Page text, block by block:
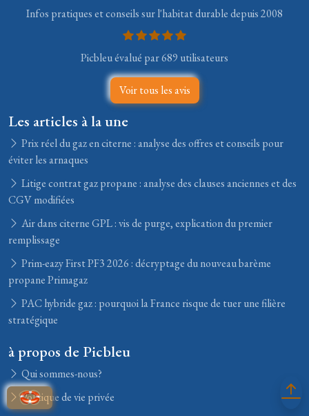
Infos pratiques et conseils sur l'habitat durable depuis 2008
Picbleu évalué par 689 utilisateurs
Voir tous les avis
Les articles à la une
Prix réel du gaz en citerne : analyse des offres et conseils pour
éviter les arnaques
Litige contrat gaz propane : analyse des clauses anciennes et des
CGV modifiées
Air dans citerne GPL : vis de purge, explication du premier
remplissage
Prim-eazy First PF3 2026 : décryptage du nouveau barème
propane Primagaz
PAC hybride gaz : pourquoi la France risque de tuer une filière
stratégique
à propos de Picbleu
Qui sommes-nous?
Politique de vie privée